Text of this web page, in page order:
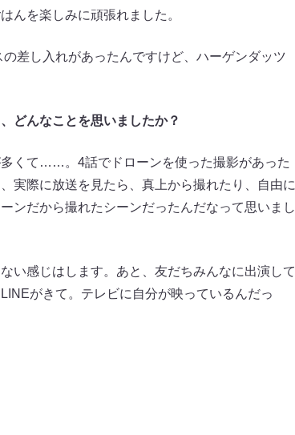
を楽しみに頑張れました。
差し入れがあったんですけど、ハーゲンダッツ
どんなことを思いましたか？
くて……。4話でドローンを使った撮影があった
実際に放送を見たら、真上から撮れたり、自由に
ンだから撮れたシーンだったんだなって思いまし
感じはします。あと、友だちみんなに出演して
がきて。テレビに自分が映っているんだっ